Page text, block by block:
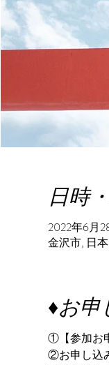
日時
2022年6月
金沢市, 日
♦︎お
①【参加お
②お申し込